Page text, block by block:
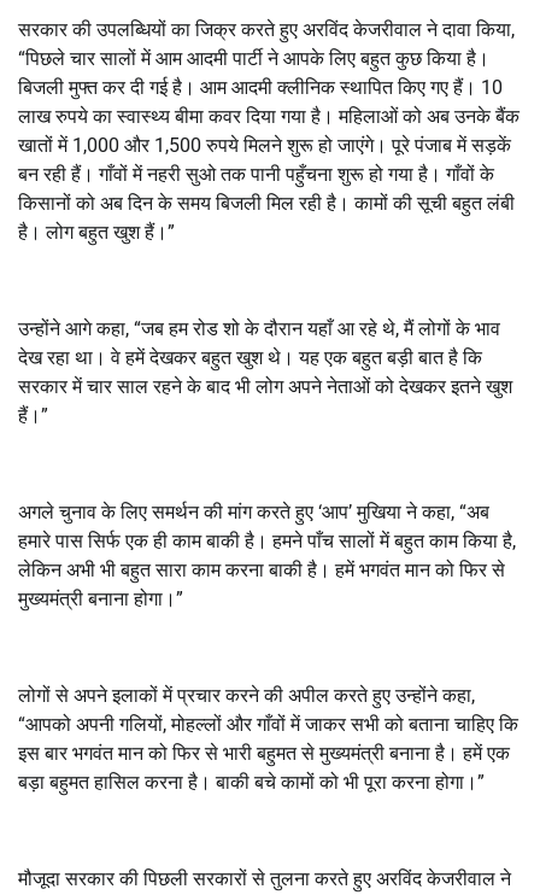
सरकार की उपलब्धियों का जिक्र करते हुए अरविंद केजरीवाल ने दावा किया,
“पिछले चार सालों में आम आदमी पार्टी ने आपके लिए बहुत कुछ किया है।
बिजली मुफ्त कर दी गई है। आम आदमी क्लीनिक स्थापित किए गए हैं। 10
लाख रुपये का स्वास्थ्य बीमा कवर दिया गया है। महिलाओं को अब उनके बैंक
खातों में 1,000 और 1,500 रुपये मिलने शुरू हो जाएंगे। पूरे पंजाब में सड़कें
बन रही हैं। गाँवों में नहरी सुओ तक पानी पहुँचना शुरू हो गया है। गाँवों के
किसानों को अब दिन के समय बिजली मिल रही है। कामों की सूची बहुत लंबी
है। लोग बहुत खुश हैं।”
उन्होंने आगे कहा, “जब हम रोड शो के दौरान यहाँ आ रहे थे, मैं लोगों के भाव
देख रहा था। वे हमें देखकर बहुत खुश थे। यह एक बहुत बड़ी बात है कि
सरकार में चार साल रहने के बाद भी लोग अपने नेताओं को देखकर इतने खुश
हैं।”
अगले चुनाव के लिए समर्थन की मांग करते हुए ‘आप’ मुखिया ने कहा, “अब
हमारे पास सिर्फ एक ही काम बाकी है। हमने पाँच सालों में बहुत काम किया है,
लेकिन अभी भी बहुत सारा काम करना बाकी है। हमें भगवंत मान को फिर से
मुख्यमंत्री बनाना होगा।”
लोगों से अपने इलाकों में प्रचार करने की अपील करते हुए उन्होंने कहा,
“आपको अपनी गलियों, मोहल्लों और गाँवों में जाकर सभी को बताना चाहिए कि
इस बार भगवंत मान को फिर से भारी बहुमत से मुख्यमंत्री बनाना है। हमें एक
बड़ा बहुमत हासिल करना है। बाकी बचे कामों को भी पूरा करना होगा।”
मौजूदा सरकार की पिछली सरकारों से तुलना करते हुए अरविंद केजरीवाल ने